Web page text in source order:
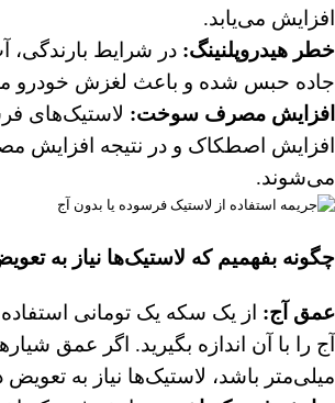
افزایش می‌یابد.
خطر هیدروپلنینگ: در شرایط بارندگی،
جاده حبس شده و باعث لغزش خودرو
افزایش مصرف سوخت: لاستیک‌های
افزایش اصطکاک و در نتیجه
می‌شوند.
چگونه بفهمیم که لاستیک‌ها نیاز به
عمق آج: از یک سکه یک تومانی
میلی‌متر باشد، لاستیک‌ها نیاز به تعویض